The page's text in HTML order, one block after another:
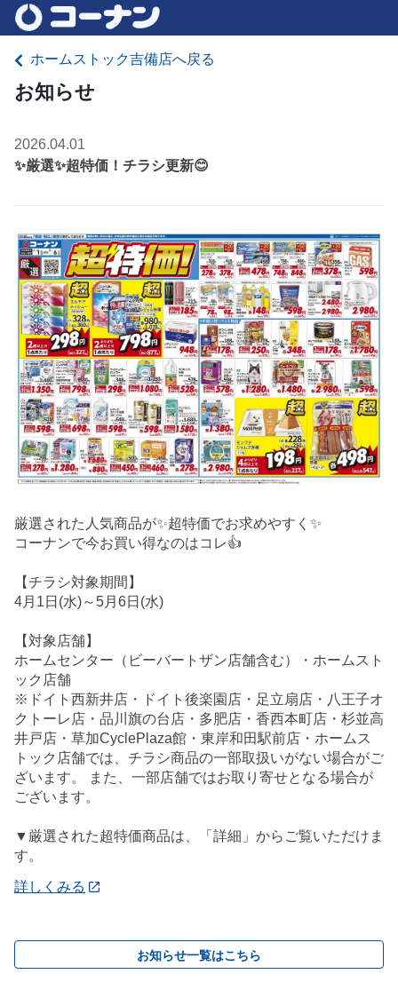
ホームストック吉備店へ戻る
お知らせ
2026.04.01
✨厳選✨超特価！チラシ更新😊
厳選された人気商品が✨超特価でお求めやすく✨
コーナンで今お買い得なのはコレ👍
【チラシ対象期間】
4月1日(水)～5月6日(水)
【対象店舗】
ホームセンター（ビーバートザン店舗含む）・ホームスト
ック店舗
※ドイト西新井店・ドイト後楽園店・足立扇店・八王子オ
クトーレ店・品川旗の台店・多肥店・香西本町店・杉並高
井戸店・草加CyclePlaza館・東岸和田駅前店・ホームス
トック店舗では、チラシ商品の一部取扱いがない場合がご
ざいます。 また、一部店舗ではお取り寄せとなる場合が
ございます。
▼厳選された超特価商品は、「詳細」からご覧いただけま
す。
詳しくみる
お知らせ一覧はこちら